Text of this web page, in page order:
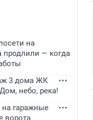
на
продлили — когда
3 дома ЖК
небо, река!
на гаражные
ворота